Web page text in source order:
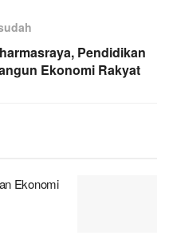
Pendidikan
Ekonomi Rakyat
Ekonomi